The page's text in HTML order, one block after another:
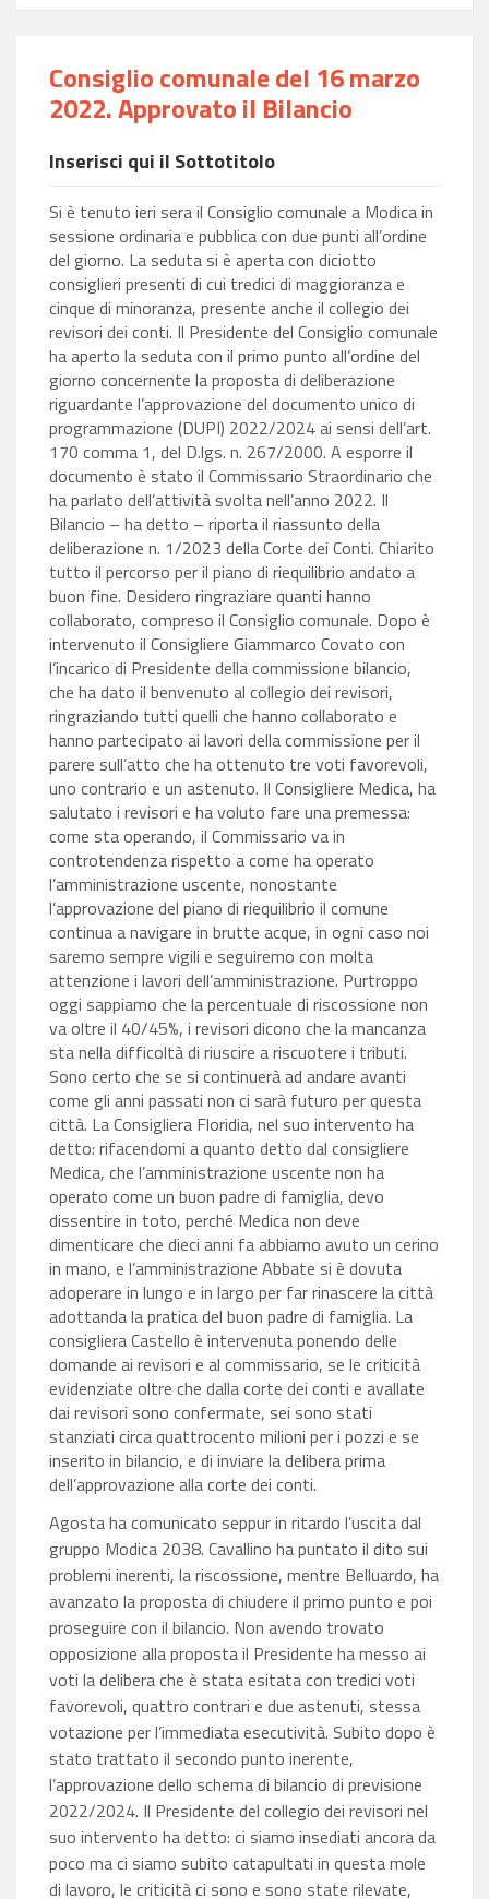
Consiglio comunale del 16 marzo
2022. Approvato il Bilancio
Inserisci qui il Sottotitolo
Si è tenuto ieri sera il Consiglio comunale a Modica in
sessione ordinaria e pubblica con due punti all’ordine
del giorno. La seduta si è aperta con diciotto
consiglieri presenti di cui tredici di maggioranza e
cinque di minoranza, presente anche il collegio dei
revisori dei conti. Il Presidente del Consiglio comunale
ha aperto la seduta con il primo punto all’ordine del
giorno concernente la proposta di deliberazione
riguardante l’approvazione del documento unico di
programmazione (DUPI) 2022/2024 ai sensi dell’art.
170 comma 1, del D.lgs. n. 267/2000. A esporre il
documento è stato il Commissario Straordinario che
ha parlato dell’attività svolta nell’anno 2022. Il
Bilancio – ha detto – riporta il riassunto della
deliberazione n. 1/2023 della Corte dei Conti. Chiarito
tutto il percorso per il piano di riequilibrio andato a
buon fine. Desidero ringraziare quanti hanno
collaborato, compreso il Consiglio comunale. Dopo è
intervenuto il Consigliere Giammarco Covato con
l’incarico di Presidente della commissione bilancio,
che ha dato il benvenuto al collegio dei revisori,
ringraziando tutti quelli che hanno collaborato e
hanno partecipato ai lavori della commissione per il
parere sull’atto che ha ottenuto tre voti favorevoli,
uno contrario e un astenuto. Il Consigliere Medica, ha
salutato i revisori e ha voluto fare una premessa:
come sta operando, il Commissario va in
controtendenza rispetto a come ha operato
l’amministrazione uscente, nonostante
l’approvazione del piano di riequilibrio il comune
continua a navigare in brutte acque, in ogni caso noi
saremo sempre vigili e seguiremo con molta
attenzione i lavori dell’amministrazione. Purtroppo
oggi sappiamo che la percentuale di riscossione non
va oltre il 40/45%, i revisori dicono che la mancanza
sta nella difficoltà di riuscire a riscuotere i tributi.
Sono certo che se si continuerà ad andare avanti
come gli anni passati non ci sarà futuro per questa
città. La Consigliera Floridia, nel suo intervento ha
detto: rifacendomi a quanto detto dal consigliere
Medica, che l’amministrazione uscente non ha
operato come un buon padre di famiglia, devo
dissentire in toto, perché Medica non deve
dimenticare che dieci anni fa abbiamo avuto un cerino
in mano, e l’amministrazione Abbate si è dovuta
adoperare in lungo e in largo per far rinascere la città
adottanda la pratica del buon padre di famiglia. La
consigliera Castello è intervenuta ponendo delle
domande ai revisori e al commissario, se le criticità
evidenziate oltre che dalla corte dei conti e avallate
dai revisori sono confermate, sei sono stati
stanziati circa quattrocento milioni per i pozzi e se
inserito in bilancio, e di inviare la delibera prima
dell’approvazione alla corte dei conti.
Agosta ha comunicato seppur in ritardo l’uscita dal
gruppo Modica 2038. Cavallino ha puntato il dito sui
problemi inerenti, la riscossione, mentre Belluardo, ha
avanzato la proposta di chiudere il primo punto e poi
proseguire con il bilancio. Non avendo trovato
opposizione alla proposta il Presidente ha messo ai
voti la delibera che è stata esitata con tredici voti
favorevoli, quattro contrari e due astenuti, stessa
votazione per l’immediata esecutività. Subito dopo è
stato trattato il secondo punto inerente,
l’approvazione dello schema di bilancio di previsione
2022/2024. Il Presidente del collegio dei revisori nel
suo intervento ha detto: ci siamo insediati ancora da
poco ma ci siamo subito catapultati in questa mole
di lavoro, le criticità ci sono e sono state rilevate,